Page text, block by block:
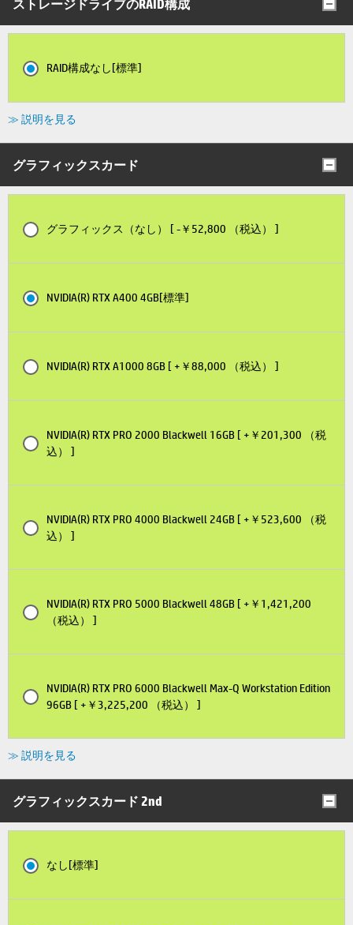
ストレージドライブのRAID構成
RAID構成なし[標準]
≫ 説明を見る
グラフィックスカード
グラフィックス（なし） [ -￥52,800 （税込） ]
NVIDIA(R) RTX A400 4GB[標準]
NVIDIA(R) RTX A1000 8GB [ +￥88,000 （税込） ]
NVIDIA(R) RTX PRO 2000 Blackwell 16GB [ +￥201,300 （税
込） ]
NVIDIA(R) RTX PRO 4000 Blackwell 24GB [ +￥523,600 （税
込） ]
NVIDIA(R) RTX PRO 5000 Blackwell 48GB [ +￥1,421,200
（税込） ]
NVIDIA(R) RTX PRO 6000 Blackwell Max-Q Workstation Edition
96GB [ +￥3,225,200 （税込） ]
≫ 説明を見る
グラフィックスカード 2nd
なし[標準]